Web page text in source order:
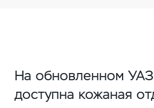
На обновленном
доступна кожаная